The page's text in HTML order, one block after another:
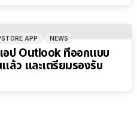
APP NEWS
ป Outlook ที่ออกแบบ
ล้ว และเตรียมรองรับ